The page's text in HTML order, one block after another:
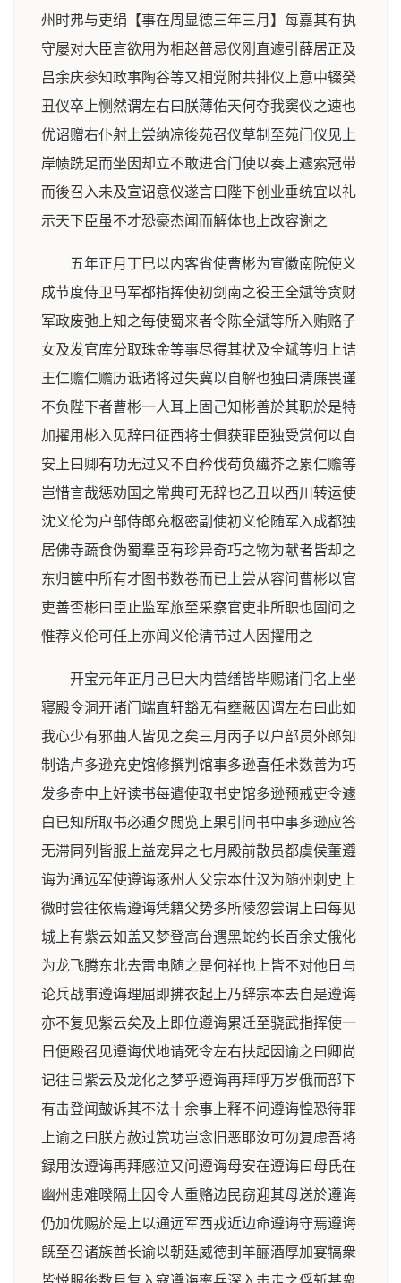
州时弗与吏绢【事在周显德三年三月】每嘉其有执
守屡对大臣言欲用为相赵普忌仪刚直遽引薛居正及
吕余庆参知政事陶谷等又相党附共排仪上意中辍癸
丑仪卒上恻然谓左右曰朕薄佑天何夺我窦仪之速也
优诏赠右仆射上尝纳凉後苑召仪草制至苑门仪见上
岸帻跣足而坐因却立不敢进合门使以奏上遽索冠带
而後召入未及宣诏意仪遂言曰陛下创业垂统宜以礼
示天下臣虽不才恐豪杰闻而解体也上改容谢之
五年正月丁巳以内客省使曹彬为宣徽南院使义
成节度侍卫马军都指挥使初剑南之役王全斌等贪财
军政废弛上知之每使蜀来者令陈全斌等所入贿赂子
女及发官库分取珠金等事尽得其状及全斌等归上诘
王仁赡仁赡历诋诸将过失冀以自解也独曰清廉畏谨
不负陛下者曹彬一人耳上固己知彬善於其职於是特
加擢用彬入见辞曰征西将士俱获罪臣独受赏何以自
安上曰卿有功无过又不自矜伐苟负纎芥之累仁赡等
岂惜言哉惩劝国之常典可无辞也乙丑以西川转运使
沈义伦为户部侍郎充枢密副使初义伦随军入成都独
居佛寺蔬食伪蜀羣臣有珍异奇巧之物为献者皆却之
东归箧中所有才图书数卷而已上尝从容问曹彬以官
吏善否彬曰臣止监军旅至采察官吏非所职也固问之
惟荐义伦可任上亦闻义伦清节过人因擢用之
开宝元年正月己巳大内营缮皆毕赐诸门名上坐
寝殿令洞开诸门端直轩豁无有壅蔽因谓左右曰此如
我心少有邪曲人皆见之矣三月丙子以户部员外郎知
制诰卢多逊充史馆修撰判馆事多逊喜任术数善为巧
发多奇中上好读书每遣使取书史馆多逊预戒吏令遽
白已知所取书必通夕閲览上果引问书中事多逊应答
无滞同列皆服上益宠异之七月殿前散员都虞侯董遵
诲为通远军使遵诲涿州人父宗本仕汉为随州刺史上
微时尝往依焉遵诲凭籍父势多所陵忽尝谓上曰每见
城上有紫云如盖又梦登高台遇黑蛇约长百余丈俄化
为龙飞腾东北去雷电随之是何祥也上皆不对他日与
论兵战事遵诲理屈即拂衣起上乃辞宗本去自是遵诲
亦不复见紫云矣及上即位遵诲累迁至骁武指挥使一
日便殿召见遵诲伏地请死令左右扶起因谕之曰卿尚
记往日紫云及龙化之梦乎遵诲再拜呼万岁俄而部下
有击登闻皷诉其不法十余事上释不问遵诲惶恐待罪
上谕之曰朕方赦过赏功岂念旧恶耶汝可勿复虑吾将
録用汝遵诲再拜感泣又问遵诲母安在遵诲曰母氏在
幽州患难暌隔上因令人重赂边民窃迎其母送於遵诲
仍加优赐於是上以通远军西戎近边命遵诲守焉遵诲
旣至召诸族酋长谕以朝廷威德刲羊酾酒厚加宴犒衆